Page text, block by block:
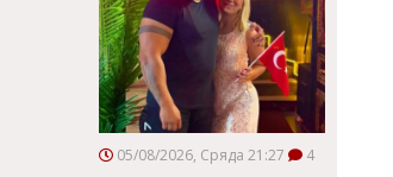
05/08/2026, Сряда 21:27 4